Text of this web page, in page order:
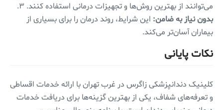
می‌توانند از بهترین روش‌ها و تجهیزات درمانی استفاده کنند. ۳.
بدون نیاز به ضامن: این شرایط، روند درمان را برای بسیاری از
بیماران آسان‌تر می‌کند.
نکات پایانی
کلینیک دندانپزشکی زاگرس در غرب تهران با ارائه خدمات اقساطی
و تعرفه‌های شفاف، یکی از بهترین گزینه‌ها برای دریافت خدمات